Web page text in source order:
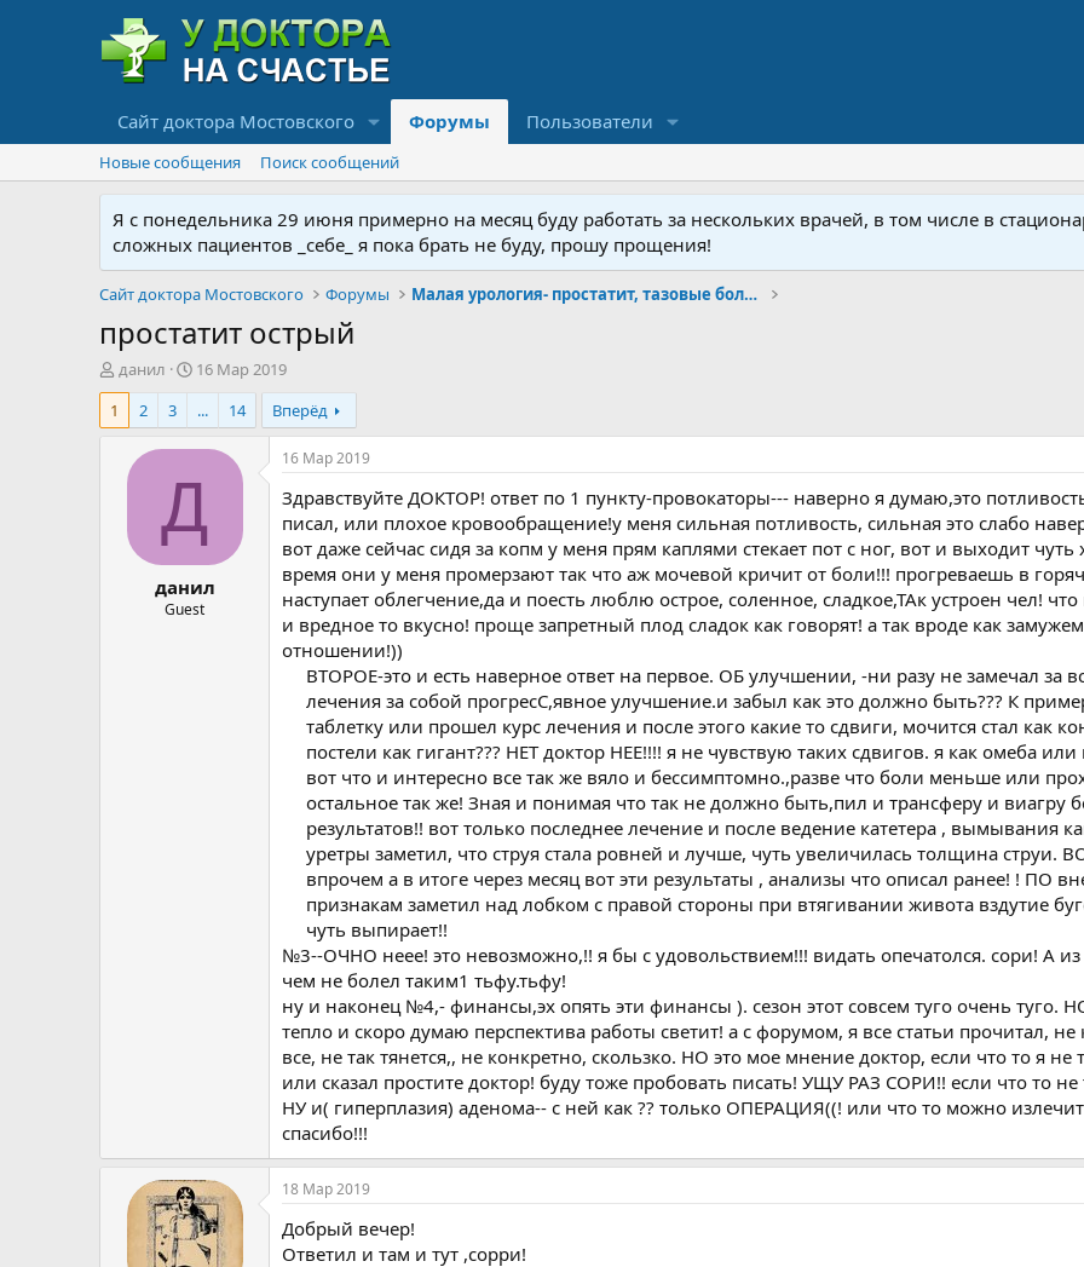
Сайт доктора Мостовского Форумы Пользователи
Новые сообщения Поиск сообщений
Я с понедельника 29 июня примерно на месяц буду работать за нескольких врачей, в том числе в
сложных пациентов _себе_ я пока брать не буду, прошу прощения!
Сайт доктора Мостовского Форумы Малая урология- простатит, тазовые боли, фиброз
простатит острый
А
в
о
ы
данил
Д
а
т
а
н
а
л
а
16 Мар 2019
1
2 3 ... 14 Вперёд
Д
данил
Guest
16 Мар 2019
Здравствуйте ДОКТОР! ответ по 1 пункту-провокаторы--- наверно я думаю,это
писал, или плохое кровообращение!у меня сильная потливость, сильная это слабо
вот даже сейчас сидя за копм у меня прям каплями стекает пот с ног, вот и выходит чуть
время они у меня промерзают так что аж мочевой кричит от боли!!! прогреваешь в
наступает облегчение,да и поесть люблю острое, соленное, сладкое,ТАк устроен чел!
и вредное то вкусно! проще запретный плод сладок как говорят! а так вроде как
отношении!))
ВТОРОЕ-это и есть наверное ответ на первое. ОБ улучшении, -ни разу не замечал за
лечения за собой прогресС,явное улучшение.и забыл как это должно быть??? К
таблетку или прошел курс лечения и после этого какие то сдвиги, мочится стал как
постели как гигант??? НЕТ доктор НЕЕ!!!! я не чувствую таких сдвигов. я как омеба или
вот что и интересно все так же вяло и бессимптомно.,разве что боли меньше или
остальное так же! Зная и понимая что так не должно быть,пил и трансферу и виагру
результатов!! вот только последнее лечение и после ведение катетера , вымывания
уретры заметил, что струя стала ровней и лучше, чуть увеличилась толщина струи.
впрочем а в итоге через месяц вот эти результаты , анализы что описал ранее! ! ПО
признакам заметил над лобком с правой стороны при втягивании живота вздутие
чуть выпирает!!​
№3--ОЧНО неее! это невозможно,!! я бы с удовольствием!!! видать опечатолся. сори! А
чем не болел таким1 тьфу.тьфу!
ну и наконец №4,- финансы,эх опять эти финансы ). сезон этот совсем туго очень туго.
тепло и скоро думаю перспектива работы светит! а с форумом, я все статьи прочитал, не
все, не так тянется,, не конкретно, скользко. НО это мое мнение доктор, если что то я не
или сказал простите доктор! буду тоже пробовать писать! УЩУ РАЗ СОРИ!! если что то не
НУ и( гиперплазия) аденома-- с ней как ?? только ОПЕРАЦИЯ((! или что то можно
спасибо!!!
18 Мар 2019
Добрый вечер!
Ответил и там и тут ,сорри!